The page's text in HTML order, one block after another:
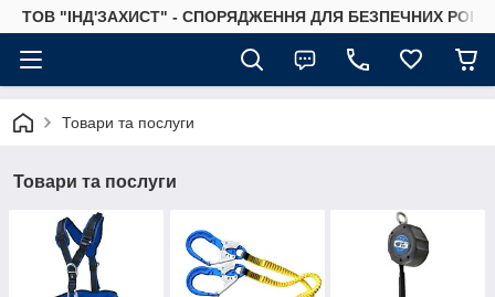
ТОВ "ІНД'ЗАХИСТ" - СПОРЯДЖЕННЯ ДЛЯ БЕЗПЕЧНИХ
Товари та послуги
Товари та послуги